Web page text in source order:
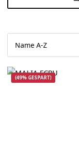
(49% GESPART)